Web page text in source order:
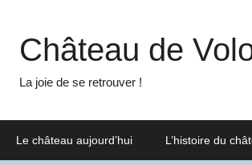
contenu
Château de
La joie de se retrouver !
Le château aujourd’hui L’histoire du